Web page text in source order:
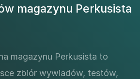
magazynu Perkusista
magazynu Perkusista to
zbiór wywiadów, testów,